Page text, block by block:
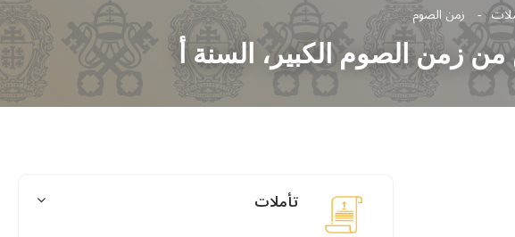
زمن الصوم
زمن الصوم الكبير، السنة أ
تأملات